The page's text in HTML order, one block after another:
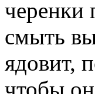
черенки
смыть
ядовит,